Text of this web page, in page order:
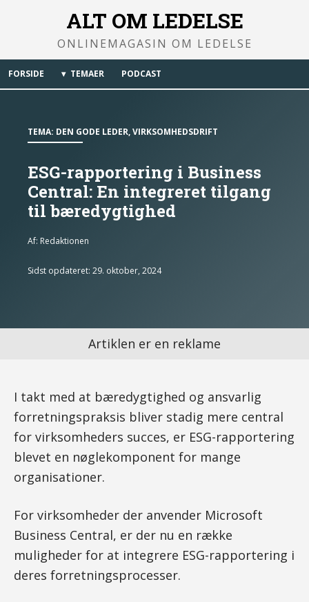
ALT OM LEDELSE
ONLINEMAGASIN OM LEDELSE
FORSIDE TEMAER PODCAST
TEMA: DEN GODE LEDER,VIRKSOMHEDSDRIFT
ESG-rapportering i Business
Central: En integreret tilgang
til bæredygtighed
Af: Redaktionen
Sidst opdateret: 29. oktober, 2024
Artiklen er en reklame
I takt med at bæredygtighed og ansvarlig
forretningspraksis bliver stadig mere central
for virksomheders succes, er ESG-rapportering
blevet en nøglekomponent for mange
organisationer.
For virksomheder der anvender Microsoft
Business Central, er der nu en række
muligheder for at integrere ESG-rapportering i
deres forretningsprocesser.